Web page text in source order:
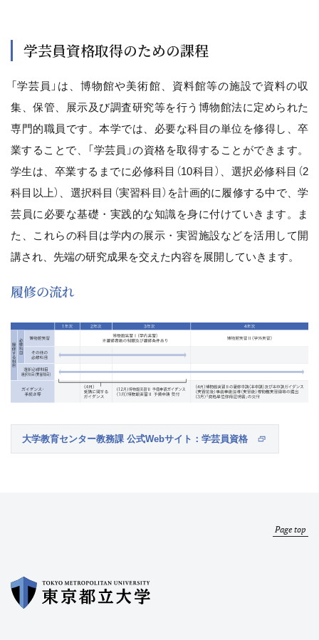
学芸員資格取得のための課程
「学芸員」は、博物館や美術館、資料館等の施設で資料の収
集、保管、展示及び調査研究等を行う博物館法に定められた
専門的職員です。本学では、必要な科目の単位を修得し、卒
業することで、「学芸員」の資格を取得することができます。
学生は、卒業するまでに必修科目（10科目）、選択必修科目（2
科目以上）、選択科目（実習科目）を計画的に履修する中で、学
芸員に必要な基礎・実践的な知識を身に付けていきます。ま
た、これらの科目は学内の展示・実習施設などを活用して開
講され、先端の研究成果を交えた内容を展開していきます。
履修の流れ
大学教育センター教務課 公式Webサイト：学芸員資格
Page top